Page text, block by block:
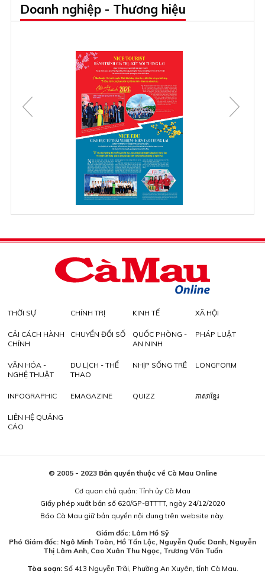
Doanh nghiệp - Thương hiệu
THỜI SỰ CHÍNH TRỊ KINH TẾ XÃ HỘI
CẢI CÁCH HÀNH
CHÍNH
CHUYỂN ĐỔI SỐ
QUỐC PHÒNG -
AN NINH
PHÁP LUẬT
VĂN HÓA -
NGHỆ THUẬT
DU LỊCH - THỂ
THAO
NHỊP SỐNG TRẺ LONGFORM
INFOGRAPHIC EMAGAZINE QUIZZ ភាសាខ្មែរ
LIÊN HỆ QUẢNG
CÁO
© 2005 - 2023 Bản quyền thuộc về Cà Mau Online
Cơ quan chủ quản: Tỉnh ủy Cà Mau
Giấy phép xuất bản số 620/GP-BTTTT, ngày 24/12/2020
Báo Cà Mau giữ bản quyền nội dung trên website này.
Giám đốc: Lâm Hồ Sỹ
Phó Giám đốc: Ngô Minh Toàn, Hồ Tấn Lộc, Nguyễn Quốc Danh, Nguyễn
Thị Lâm Anh, Cao Xuân Thu Ngọc, Trương Văn Tuấn
Tòa soạn:Số 413 Nguyễn Trãi, Phường An Xuyên, tỉnh Cà Mau.